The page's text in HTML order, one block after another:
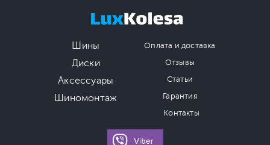
Шины
Диски
Аксессуары
Шиномонтаж
Оплата и доставка
Отзывы
Статьи
Гарантия
Контакты